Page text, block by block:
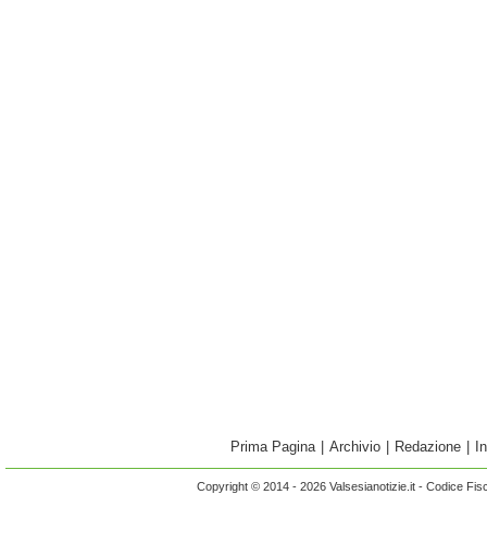
Prima Pagina Archivio Redazione
Copyright © 2014 - 2026 Valsesianotizie.it - Codice